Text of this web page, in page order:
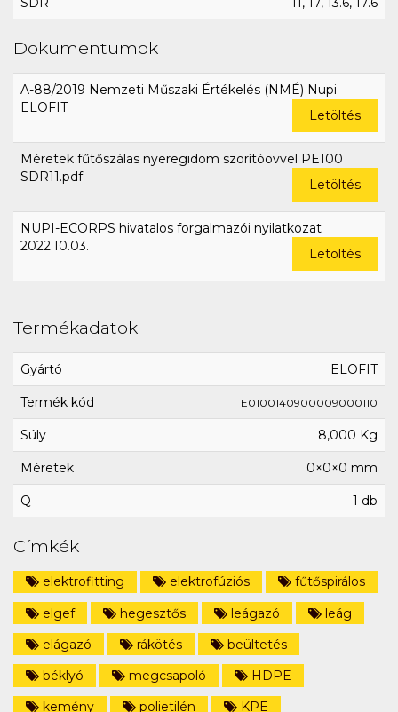
Dokumentumok
A-88/2019 Nemzeti Műszaki Értékelés (NMÉ) Nupi
ELOFIT
Letöltés
Méretek fűtőszálas nyeregidom szorítóövvel PE100
SDR11.pdf
Letöltés
NUPI-ECORPS hivatalos forgalmazói nyilatkozat
2022.10.03.
Letöltés
Termékadatok
Gyártó ELOFIT
Termék kód E0100140900009000110
Súly 8,000 Kg
Méretek 0×0×0 mm
Q 1 db
Címkék
elektrofitting elektrofúziós
fűtőspirálos
elgef
hegesztős leágazó
leág
elágazó
rákötés
beültetés
béklyó
megcsapoló
HDPE
kemény
polietilén
KPE